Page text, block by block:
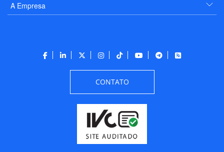
A Empresa
CONTATO